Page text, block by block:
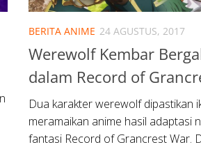
BERITA ANIME 24 AGUSTUS, 2017
Werewolf Kembar
dalam Record of
Dua karakter werewolf dipastikan
meramaikan anime hasil adaptasi
fantasi Record of Grancrest War.